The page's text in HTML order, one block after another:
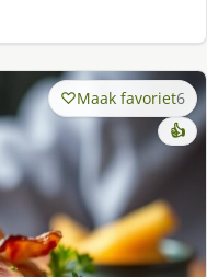
Maak favoriet6
👍